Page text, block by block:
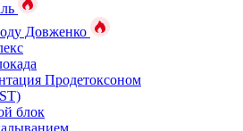
Довженко
Продетоксоном
блок